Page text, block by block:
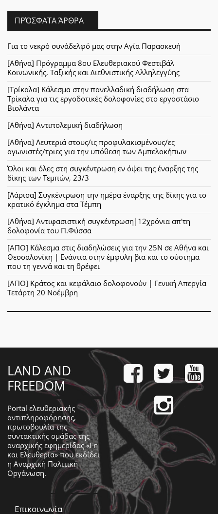
ΠΡΌΣΦΑΤΑ ΆΡΘΡΑ
Για το νεκρό συνάδελφό μας στην Αγία Παρασκευή
[Αθήνα] Πρόγραμμα 8ου Ελευθεριακού Φεστιβάλ
Κοινωνικής, Ταξικής και Διεθνιστικής Αλληλεγγύης
[Τρίκαλα] Κάλεσμα στην πανελλαδική διαδήλωση στα
Τρίκαλα για τις εργοδοτικές δολοφονίες στο εργοστάσιο
Βιολάντα
[Αθήνα] Αντιπολεμική διαδήλωση
[Αθήνα] Λευτεριά στους/ις προφυλακισμένους/ες
αγωνιστές/τριες για την υπόθεση των Αμπελοκήπων
Όλοι και όλες στη συγκέντρωση εν όψει της έναρξης της
δίκης των Τεμπών, 23/3
[Λάρισα] Συγκέντρωση την ημέρα έναρξης της δίκης για το
κρατικό έγκλημα στα Τέμπη
[Αθήνα] Αντιφασιστική συγκέντρωση|12χρόνια απ'τη
δολοφονία του Π.Φύσσα
[ΑΠΟ] Κάλεσμα στις διαδηλώσεις για την 25Ν σε Αθήνα και
Θεσσαλονίκη | Ενάντια στην έμφυλη βια και το σύστημα
που τη γεννά και τη θρέφει
[ΑΠΟ] Κράτος και κεφάλαιο δολοφονούν | Γενική Απεργία
Τετάρτη 20 Νοέμβρη
LAND AND
FREEDOM
Portal ελευθεριακής
αντιπληροφόρησης,
πρωτοβουλία της
συντακτικής ομάδας της
αναρχικής εφημερίδας «Γη
και Ελευθερία» που εκδίδει
η Αναρχική Πολιτική
Οργάνωση.
Επικοινωνία